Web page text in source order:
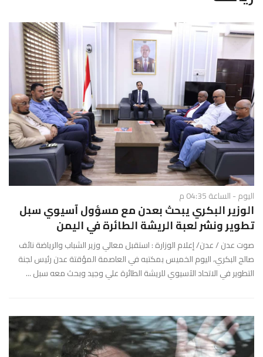
e
N
a
v
i
g
a
t
i
o
اليوم - الساعة 04:35 م
الوزير البكري يبحث بعدن مع مسؤول آسيوي سبل
تطوير ونشر لعبة الريشة الطائرة في اليمن
صوت عدن / عدن/ إعلام الوزارة : استقبل معالي وزير الشباب والرياضة نائف
صالح البكري، اليوم الخميس بمكتبه في العاصمة المؤقتة عدن رئيس لجنة
التطوير في الاتحاد الآسيوي للريشة الطائرة علي وجيد وبحث معه سبل ...